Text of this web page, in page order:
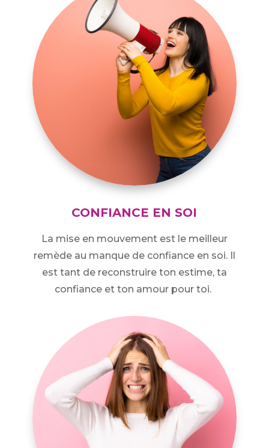
CONFIANCE EN SOI
La mise en mouvement est le meilleur
remède au manque de confiance en soi. Il
est tant de reconstruire ton estime, ta
confiance et ton amour pour toi.